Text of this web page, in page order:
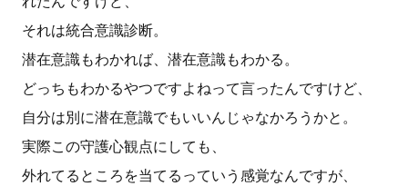
それは統合意識診断。
潜在意識もわかれば、潜在意識もわかる。
どっちもわかるやつですよねって言ったんですけど、
自分は別に潜在意識でもいいんじゃなかろうかと。
実際この守護心観点にしても、
外れてるところを当てるっていう感覚なんですが、